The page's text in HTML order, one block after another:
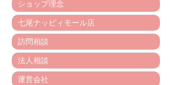
ショップ理念
七尾ナッピィモール店
訪問相談
法人相談
運営会社